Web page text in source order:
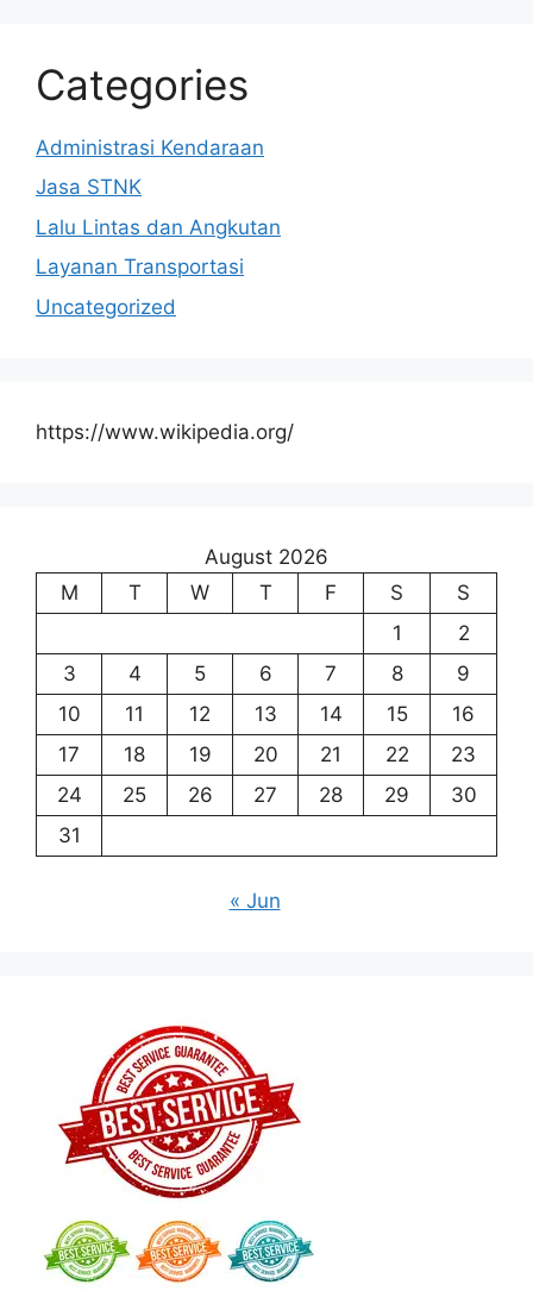
Categories
Administrasi Kendaraan
Jasa STNK
Lalu Lintas dan Angkutan
Layanan Transportasi
Uncategorized
https://www.wikipedia.org/
August 2026
M
T W T F S
S
1
2
3
4 5 6 7 8
9
10
11 12 13 14 15
16
17
18 19 20 21 22
23
24
25 26 27 28 29
30
31
« Jun